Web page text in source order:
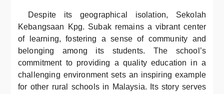
Despite its geographical isolation, Sekolah
Kebangsaan Kpg. Subak remains a vibrant center
of learning, fostering a sense of community and
belonging among its students. The school’s
commitment to providing a quality education in a
challenging environment sets an inspiring example
for other rural schools in Malaysia. Its story serves